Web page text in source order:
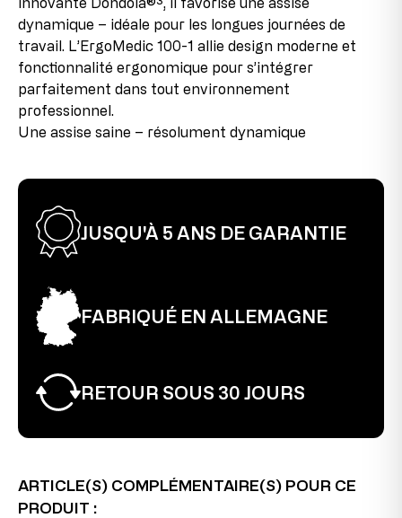
Taille maximale de l'utilisateur
2e choix
Cet article a déjà été utilisé comme modèle
d’exposition. Il peut présenter de légères traces de
montage au niveau des raccords, mais celles-ci sont à
peine visibles une fois le produit assemblé et
dynamique – idéale pour les longues journées de
travail. L’ErgoMedic 100-1 allie design moderne et
fonctionnalité ergonomique pour s’intégrer
parfaitement dans tout environnement
professionnel.
Une assise saine – résolument dynamique
JUSQU'À 5 ANS DE GARANTIE
FABRIQUÉ EN ALLEMAGNE
RETOUR SOUS 30 JOURS
ARTICLE(S) COMPLÉMENTAIRE(S) POUR CE
PRODUIT :